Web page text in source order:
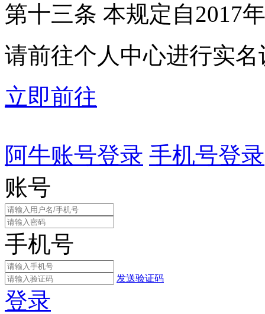
第十三条 本规定自2017
请前往个人中心进行实名
立即前往
阿牛账号登录 手机号登录
账号
手机号
发送验证码
登录